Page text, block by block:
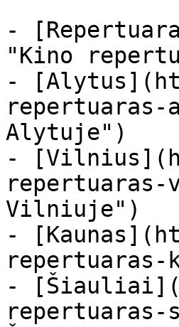
-
"Kino
-
Alytuje")
-
Vilniuje")
-
repertuaras-
-